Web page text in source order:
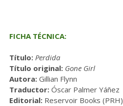
FICHA TÉCNICA:
Título: Perdida
Título original: Gone Girl
Autora: Gillian Flynn
Traductor:Óscar Palmer Yáñez
Editorial: Reservoir Books (PRH)